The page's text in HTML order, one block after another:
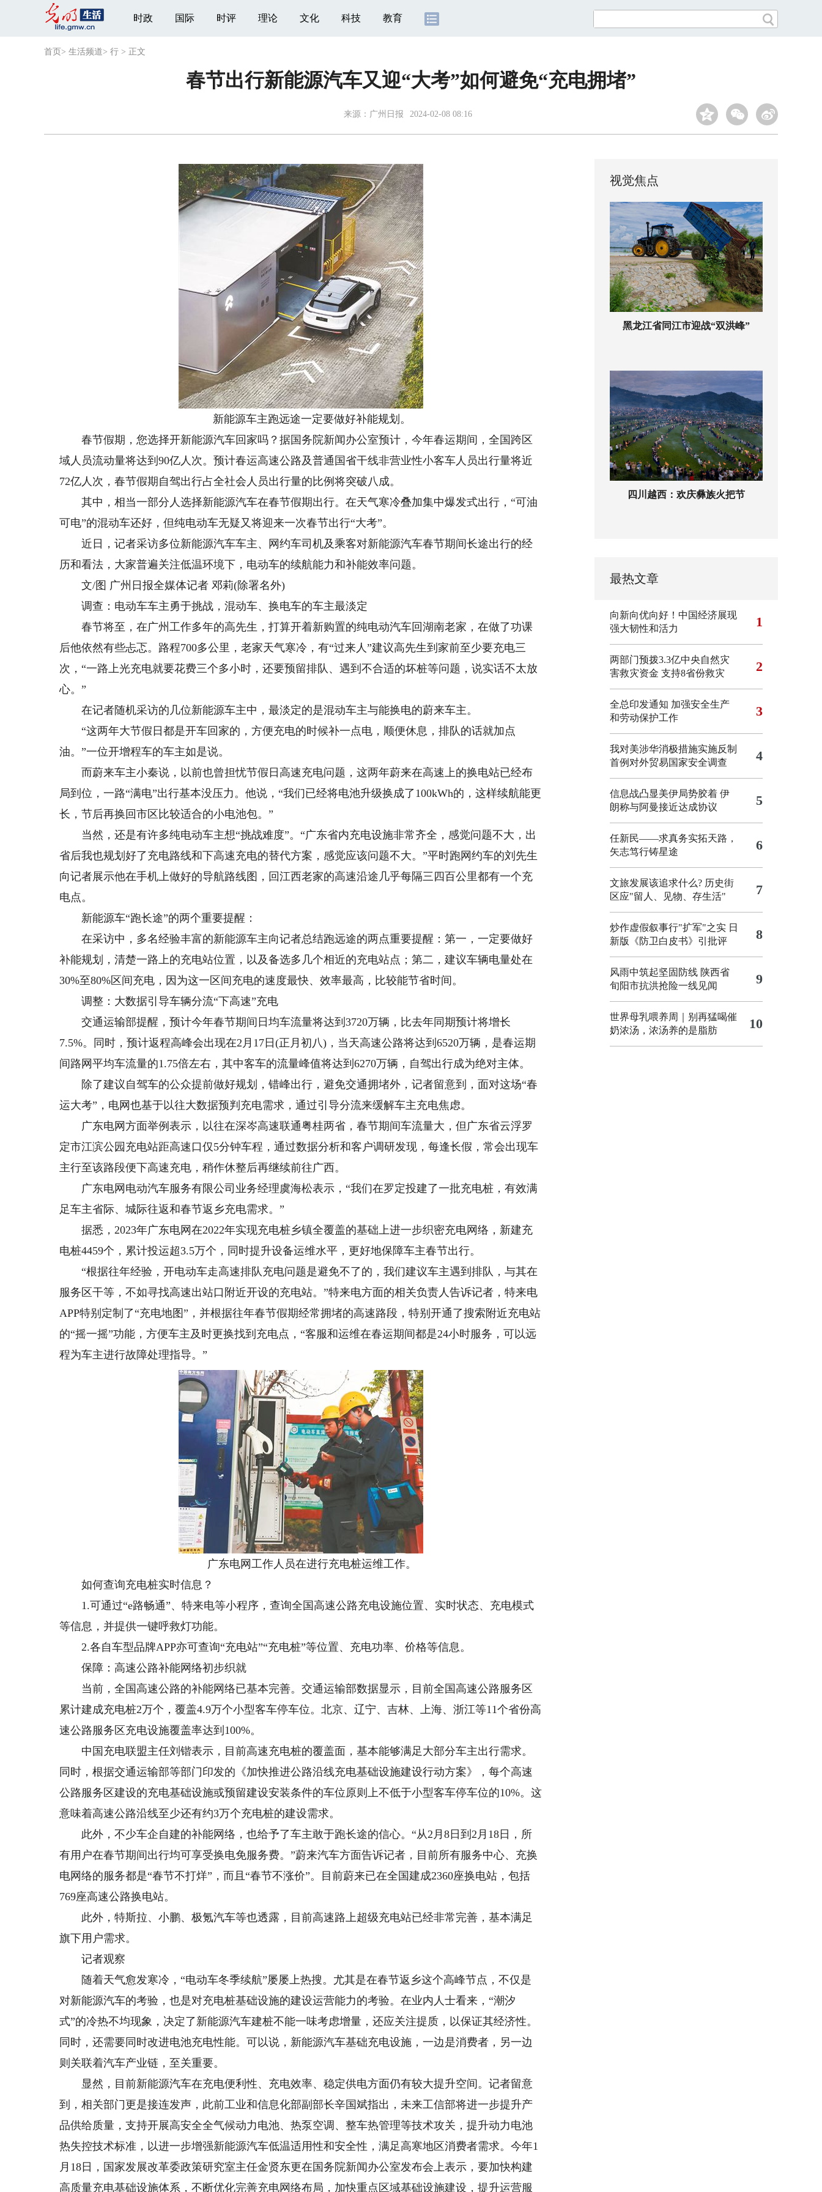
时政 国际 时评 理论 文化 科技 教育
首页 > 生活频道> 行 > 正文
春节出行新能源汽车又迎“大考”如何避免“充电拥堵”
来源： 广州日报 2024-02-08 08:16
新能源车主跑远途一定要做好补能规划。
春节假期，您选择开新能源汽车回家吗？据国务院新闻办公室预计，今年春运期间，全国跨区
域人员流动量将达到90亿人次。预计春运高速公路及普通国省干线非营业性小客车人员出行量将近
72亿人次，春节假期自驾出行占全社会人员出行量的比例将突破八成。
其中，相当一部分人选择新能源汽车在春节假期出行。在天气寒冷叠加集中爆发式出行，“可油
可电”的混动车还好，但纯电动车无疑又将迎来一次春节出行“大考”。
近日，记者采访多位新能源汽车车主、网约车司机及乘客对新能源汽车春节期间长途出行的经
历和看法，大家普遍关注低温环境下，电动车的续航能力和补能效率问题。
文/图 广州日报全媒体记者 邓莉(除署名外)
调查：电动车车主勇于挑战，混动车、换电车的车主最淡定
春节将至，在广州工作多年的高先生，打算开着新购置的纯电动汽车回湖南老家，在做了功课
后他依然有些忐忑。路程700多公里，老家天气寒冷，有“过来人”建议高先生到家前至少要充电三
次，“一路上光充电就要花费三个多小时，还要预留排队、遇到不合适的坏桩等问题，说实话不太放
心。”
在记者随机采访的几位新能源车主中，最淡定的是混动车主与能换电的蔚来车主。
“这两年大节假日都是开车回家的，方便充电的时候补一点电，顺便休息，排队的话就加点
油。”一位开增程车的车主如是说。
而蔚来车主小秦说，以前也曾担忧节假日高速充电问题，这两年蔚来在高速上的换电站已经布
局到位，一路“满电”出行基本没压力。他说，“我们已经将电池升级换成了100kWh的，这样续航能更
长，节后再换回市区比较适合的小电池包。”
当然，还是有许多纯电动车主想“挑战难度”。“广东省内充电设施非常齐全，感觉问题不大，出
省后我也规划好了充电路线和下高速充电的替代方案，感觉应该问题不大。”平时跑网约车的刘先生
向记者展示他在手机上做好的导航路线图，回江西老家的高速沿途几乎每隔三四百公里都有一个充
电点。
新能源车“跑长途”的两个重要提醒：
在采访中，多名经验丰富的新能源车主向记者总结跑远途的两点重要提醒：第一，一定要做好
补能规划，清楚一路上的充电站位置，以及备选多几个相近的充电站点；第二，建议车辆电量处在
30%至80%区间充电，因为这一区间充电的速度最快、效率最高，比较能节省时间。
调整：大数据引导车辆分流“下高速”充电
交通运输部提醒，预计今年春节期间日均车流量将达到3720万辆，比去年同期预计将增长
7.5%。同时，预计返程高峰会出现在2月17日(正月初八)，当天高速公路将达到6520万辆，是春运期
间路网平均车流量的1.75倍左右，其中客车的流量峰值将达到6270万辆，自驾出行成为绝对主体。
除了建议自驾车的公众提前做好规划，错峰出行，避免交通拥堵外，记者留意到，面对这场“春
运大考”，电网也基于以往大数据预判充电需求，通过引导分流来缓解车主充电焦虑。
广东电网方面举例表示，以往在深岑高速联通粤桂两省，春节期间车流量大，但广东省云浮罗
定市江滨公园充电站距高速口仅5分钟车程，通过数据分析和客户调研发现，每逢长假，常会出现车
主行至该路段便下高速充电，稍作休整后再继续前往广西。
广东电网电动汽车服务有限公司业务经理虞海松表示，“我们在罗定投建了一批充电桩，有效满
足车主省际、城际往返和春节返乡充电需求。”
据悉，2023年广东电网在2022年实现充电桩乡镇全覆盖的基础上进一步织密充电网络，新建充
电桩4459个，累计投运超3.5万个，同时提升设备运维水平，更好地保障车主春节出行。
“根据往年经验，开电动车走高速排队充电问题是避免不了的，我们建议车主遇到排队，与其在
服务区干等，不如寻找高速出站口附近开设的充电站。”特来电方面的相关负责人告诉记者，特来电
APP特别定制了“充电地图”，并根据往年春节假期经常拥堵的高速路段，特别开通了搜索附近充电站
的“摇一摇”功能，方便车主及时更换找到充电点，“客服和运维在春运期间都是24小时服务，可以远
程为车主进行故障处理指导。”
广东电网工作人员在进行充电桩运维工作。
如何查询充电桩实时信息？
1.可通过“e路畅通”、特来电等小程序，查询全国高速公路充电设施位置、实时状态、充电模式
等信息，并提供一键呼救灯功能。
2.各自车型品牌APP亦可查询“充电站”“充电桩”等位置、充电功率、价格等信息。
保障：高速公路补能网络初步织就
当前，全国高速公路的补能网络已基本完善。交通运输部数据显示，目前全国高速公路服务区
累计建成充电桩2万个，覆盖4.9万个小型客车停车位。北京、辽宁、吉林、上海、浙江等11个省份高
速公路服务区充电设施覆盖率达到100%。
中国充电联盟主任刘锴表示，目前高速充电桩的覆盖面，基本能够满足大部分车主出行需求。
同时，根据交通运输部等部门印发的《加快推进公路沿线充电基础设施建设行动方案》，每个高速
公路服务区建设的充电基础设施或预留建设安装条件的车位原则上不低于小型客车停车位的10%。这
意味着高速公路沿线至少还有约3万个充电桩的建设需求。
此外，不少车企自建的补能网络，也给予了车主敢于跑长途的信心。“从2月8日到2月18日，所
有用户在春节期间出行均可享受换电免服务费。”蔚来汽车方面告诉记者，目前所有服务中心、充换
电网络的服务都是“春节不打烊”，而且“春节不涨价”。目前蔚来已在全国建成2360座换电站，包括
769座高速公路换电站。
此外，特斯拉、小鹏、极氪汽车等也透露，目前高速路上超级充电站已经非常完善，基本满足
旗下用户需求。
记者观察
随着天气愈发寒冷，“电动车冬季续航”屡屡上热搜。尤其是在春节返乡这个高峰节点，不仅是
对新能源汽车的考验，也是对充电桩基础设施的建设运营能力的考验。在业内人士看来，“潮汐
式”的冷热不均现象，决定了新能源汽车建桩不能一味考虑增量，还应关注提质，以保证其经济性。
同时，还需要同时改进电池充电性能。可以说，新能源汽车基础充电设施，一边是消费者，另一边
则关联着汽车产业链，至关重要。
显然，目前新能源汽车在充电便利性、充电效率、稳定供电方面仍有较大提升空间。记者留意
到，相关部门更是接连发声，此前工业和信息化部副部长辛国斌指出，未来工信部将进一步提升产
品供给质量，支持开展高安全全气候动力电池、热泵空调、整车热管理等技术攻关，提升动力电池
热失控技术标准，以进一步增强新能源汽车低温适用性和安全性，满足高寒地区消费者需求。今年1
月18日，国家发展改革委政策研究室主任金贤东更在国务院新闻办公室发布会上表示，要加快构建
高质量充电基础设施体系，不断优化完善充电网络布局，加快重点区域基础设施建设，提升运营服
视觉焦点
黑龙江省同江市迎战“双洪峰”
四川越西：欢庆彝族火把节
最热文章
向新向优向好！中国经济展现
强大韧性和活力
1
两部门预拨3.3亿中央自然灾
害救灾资金 支持8省份救灾
2
全总印发通知 加强安全生产
和劳动保护工作
3
我对美涉华消极措施实施反制
首例对外贸易国家安全调查
4
信息战凸显美伊局势胶着 伊
朗称与阿曼接近达成协议
5
任新民——求真务实拓天路，
矢志笃行铸星途
6
文旅发展该追求什么? 历史街
区应"留人、见物、存生活"
7
炒作虚假叙事行"扩军"之实 日
新版《防卫白皮书》引批评
8
风雨中筑起坚固防线 陕西省
旬阳市抗洪抢险一线见闻
9
世界母乳喂养周｜别再猛喝催
奶浓汤，浓汤养的是脂肪
10